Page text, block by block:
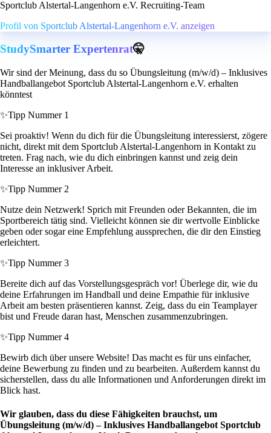
Sportclub Alstertal-Langenhorn e.V. Recruiting-Team
Profil von Sportclub Alstertal-Langenhorn e.V. anzeigen
StudySmarter Expertenrat🤫
Wir sind der Meinung, dass du so Übungsleitung (m/w/d) – Inklusives
Handballangebot Sportclub Alstertal-Langenhorn e.V. erhalten
könntest
✨Tipp Nummer 1
Sei proaktiv! Wenn du dich für die Übungsleitung interessierst, zögere
nicht, direkt mit dem Sportclub Alstertal-Langenhorn in Kontakt zu
treten. Frag nach, wie du dich einbringen kannst und zeig dein
Interesse an inklusiver Arbeit.
✨Tipp Nummer 2
Nutze dein Netzwerk! Sprich mit Freunden oder Bekannten, die im
Sportbereich tätig sind. Vielleicht können sie dir wertvolle Einblicke
geben oder sogar eine Empfehlung aussprechen, die dir den Einstieg
erleichtert.
✨Tipp Nummer 3
Bereite dich auf das Vorstellungsgespräch vor! Überlege dir, wie du
deine Erfahrungen im Handball und deine Empathie für inklusive
Arbeit am besten präsentieren kannst. Zeig, dass du ein Teamplayer
bist und Freude daran hast, Menschen zusammenzubringen.
✨Tipp Nummer 4
Bewirb dich über unsere Website! Das macht es für uns einfacher,
deine Bewerbung zu finden und zu bearbeiten. Außerdem kannst du
sicherstellen, dass du alle Informationen und Anforderungen direkt im
Blick hast.
Wir glauben, dass du diese Fähigkeiten brauchst, um
Übungsleitung (m/w/d) – Inklusives Handballangebot Sportclub